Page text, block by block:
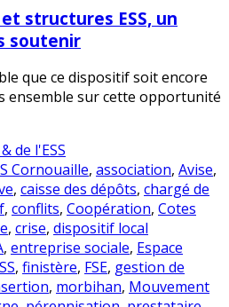
structures ESS, un
soutenir
que ce dispositif soit encore
ensemble sur cette opportunité
de l'ESS
Cornouaille, association, Avise,
, caisse des dépôts, chargé de
, conflits, Coopération, Cotes
, crise, dispositif local
, entreprise sociale, Espace
, finistère, FSE, gestion de
, morbihan, Mouvement